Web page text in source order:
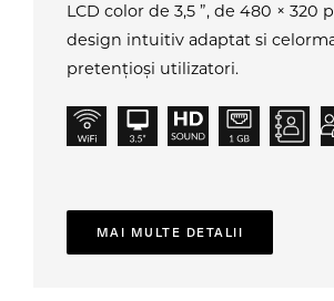
LCD color de 3,5 ”, de 480 × 320
design intuitiv adaptat si
pretențioși utilizatori.
MAI MULTE DETALII